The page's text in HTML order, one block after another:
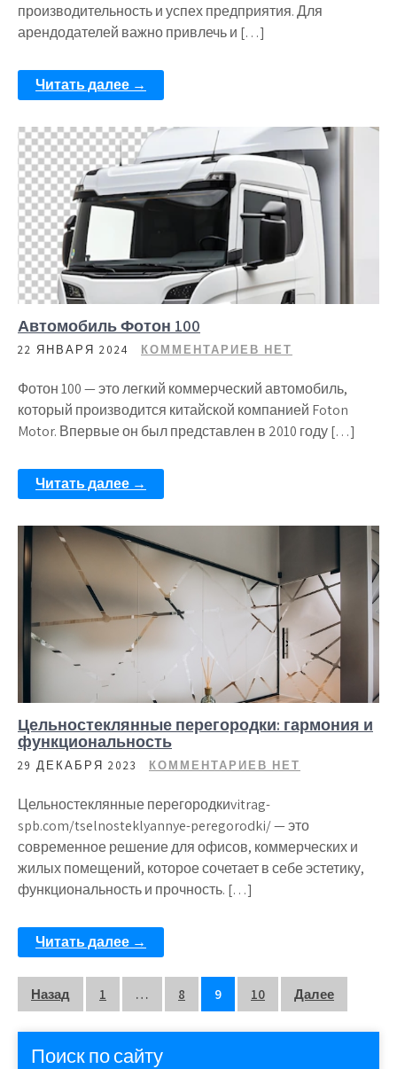
производительность и успех предприятия. Для
арендодателей важно привлечь и […]
Читать далее →
Автомобиль Фотон 100
22 ЯНВАРЯ 2024 КОММЕНТАРИЕВ НЕТ
Фотон 100 — это легкий коммерческий автомобиль,
который производится китайской компанией Foton
Motor. Впервые он был представлен в 2010 году […]
Читать далее →
Цельностеклянные перегородки: гармония и
функциональность
29 ДЕКАБРЯ 2023 КОММЕНТАРИЕВ НЕТ
Цельностеклянные перегородкиvitrag-
spb.com/tselnosteklyannye-peregorodki/ — это
современное решение для офисов, коммерческих и
жилых помещений, которое сочетает в себе эстетику,
функциональность и прочность. […]
Читать далее →
Пагинация
записей
Назад 1 … 8 9 10 Далее
Поиск по сайту